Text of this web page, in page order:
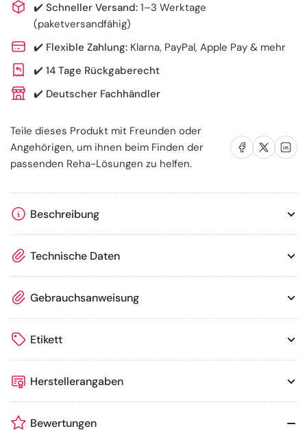
sicher
sitzen
und
waschen
sicher
sitzen
und
✔️ Schneller Versand: 1–3 Werktage
(paketversandfähig)
✔️ Flexible Zahlung: Klarna, PayPal, Apple Pay & mehr
✔️ 14 Tage Rückgaberecht
✔️ Deutscher Fachhändler
Teile dieses Produkt mit Freunden oder
Angehörigen, um ihnen beim Finden der
passenden Reha-Lösungen zu helfen.
Auf Facebook teilenAuf X teilenAuf LinkedIn
Beschreibung
Technische Daten
Gebrauchsanweisung
Etikett
Herstellerangaben
Bewertungen